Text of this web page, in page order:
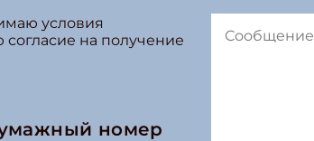
условия
согласие на получение
номер